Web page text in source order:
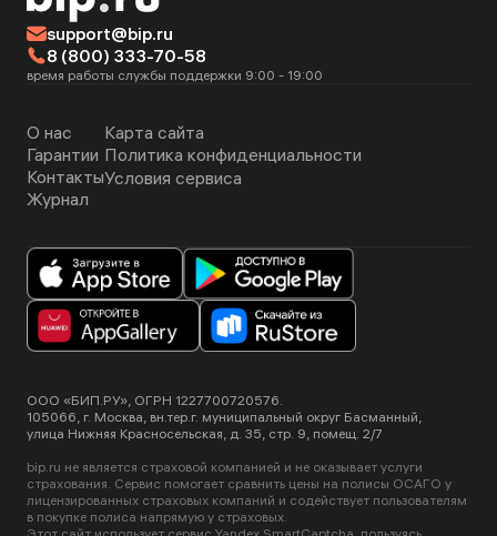
support@bip.ru
8 (800) 333-70-58
время работы службы поддержки 9:00 - 19:00
О нас
Гарантии
Контакты
Журнал
Карта сайта
Политика конфиденциальности
Условия сервиса
ООО «БИП.РУ», ОГРН 1227700720576.
105066, г. Москва, вн.тер.г. муниципальный округ Басманный,
улица Нижняя Красносельская, д. 35, стр. 9, помещ. 2/7
bip.ru не является страховой компанией и не оказывает услуги
страхования. Сервис помогает сравнить цены на полисы ОСАГО у
лицензированных страховых компаний и содействует пользователям
в покупке полиса напрямую у страховых.